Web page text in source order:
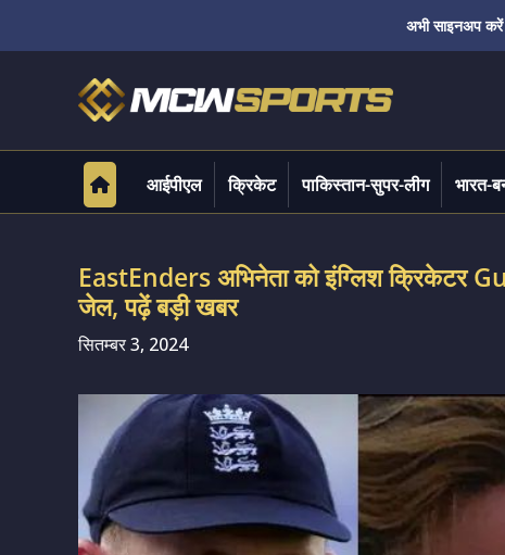
अभी साइनअप
आईपीएल क्रिकेट पाकिस्तान-सुपर-लीग भारत-
EastEnders अभिनेता को इंग्लिश क्रिकेटर
जेल, पढ़ें बड़ी खबर
सितम्बर 3, 2024